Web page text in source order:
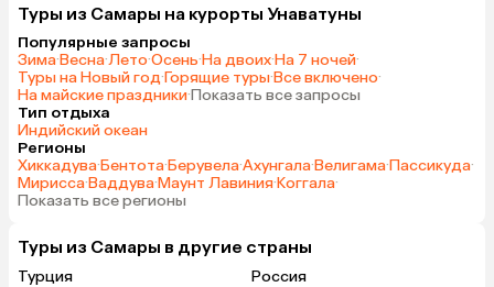
Туры из Самары на курорты Унаватуны
Популярные запросы
Зима·Весна·Лето·Осень·На двоих·На 7 ночей·
Туры на Новый год·Горящие туры·Все включено·
На майские праздники·Показать все запросы
Тип отдыха
Индийский океан
Регионы
Хиккадува·Бентота·Берувела·Ахунгала·Велигама·Пассикуда·
Мирисса·Ваддува·Маунт Лавиния·Коггала·
Показать все регионы
Туры из Самары в другие страны
Турция
Россия